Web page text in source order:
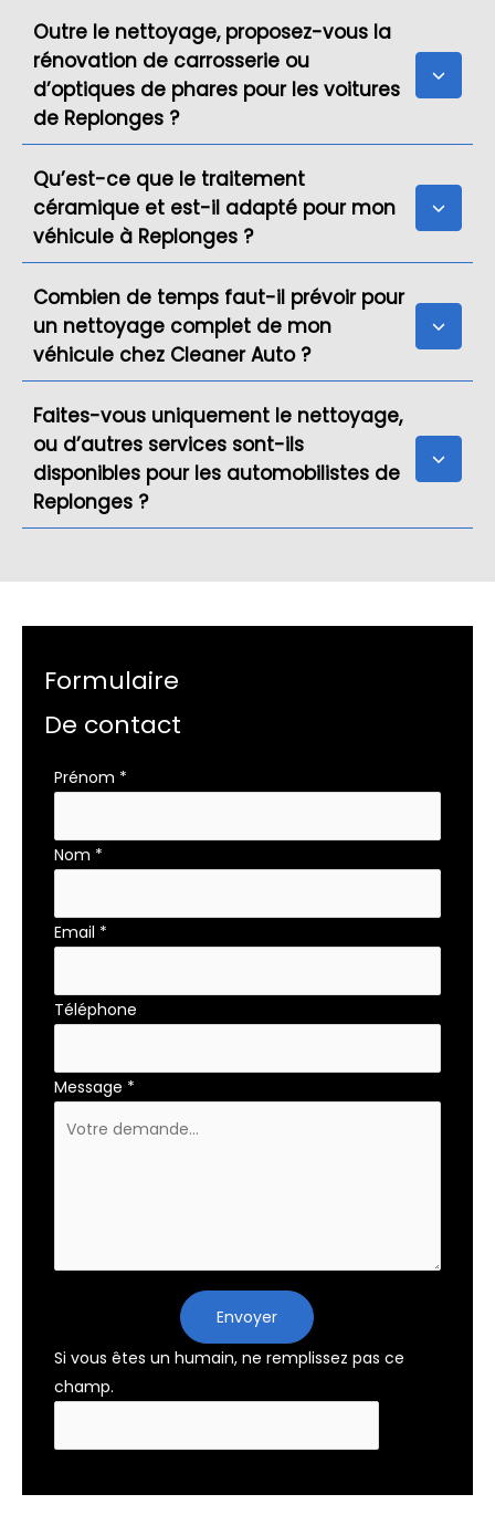
Outre le nettoyage, proposez-vous la
rénovation de carrosserie ou
d’optiques de phares pour les voitures
de Replonges ?
Qu’est-ce que le traitement
céramique et est-il adapté pour mon
véhicule à Replonges ?
Combien de temps faut-il prévoir pour
un nettoyage complet de mon
véhicule chez Cleaner Auto ?
Faites-vous uniquement le nettoyage,
ou d’autres services sont-ils
disponibles pour les automobilistes de
Replonges ?
Formulaire
De contact
Formulaire
avec
téléphone
Prénom *
Nom *
Email *
Téléphone
Message *
Envoyer
Si vous êtes un humain, ne remplissez pas ce
champ.